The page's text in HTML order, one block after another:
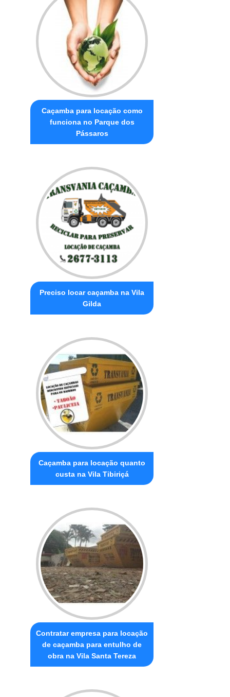
Caçamba para locação como
funciona no Parque dos
Pássaros
Preciso locar caçamba na Vila
Gilda
Caçamba para locação quanto
custa na Vila Tibiriçá
Contratar empresa para locação
de caçamba para entulho de
obra na Vila Santa Tereza